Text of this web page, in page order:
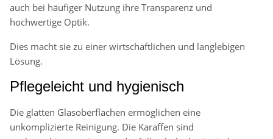
auch bei häufiger Nutzung ihre Transparenz und
hochwertige Optik.
Dies macht sie zu einer wirtschaftlichen und langlebigen
Lösung.
Pflegeleicht und hygienisch
Die glatten Glasoberflächen ermöglichen eine
unkomplizierte Reinigung. Die Karaffen sind